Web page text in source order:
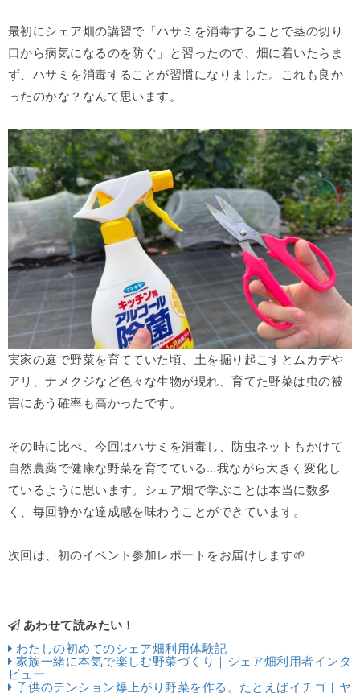
最初にシェア畑の講習で「ハサミを消毒することで茎の切り
口から病気になるのを防ぐ」と習ったので、畑に着いたらま
ず、ハサミを消毒することが習慣になりました。これも良か
ったのかな？なんて思います。
実家の庭で野菜を育てていた頃、土を掘り起こすとムカデや
アリ、ナメクジなど色々な生物が現れ、育てた野菜は虫の被
害にあう確率も高かったです。
その時に比べ、今回はハサミを消毒し、防虫ネットもかけて
自然農薬で健康な野菜を育てている…我ながら大きく変化し
ているように思います。シェア畑で学ぶことは本当に数多
く、毎回静かな達成感を味わうことができています。
次回は、初のイベント参加レポートをお届けします🌱
あわせて読みたい！
わたしの初めてのシェア畑利用体験記
家族一緒に本気で楽しむ野菜づくり｜シェア畑利用者インタ
ビュー
子供のテンション爆上がり野菜を作る。たとえばイチゴ｜ヤ